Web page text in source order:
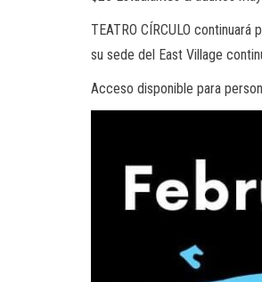
TEATRO CÍRCULO
su sede del East Village
Acceso disponible para